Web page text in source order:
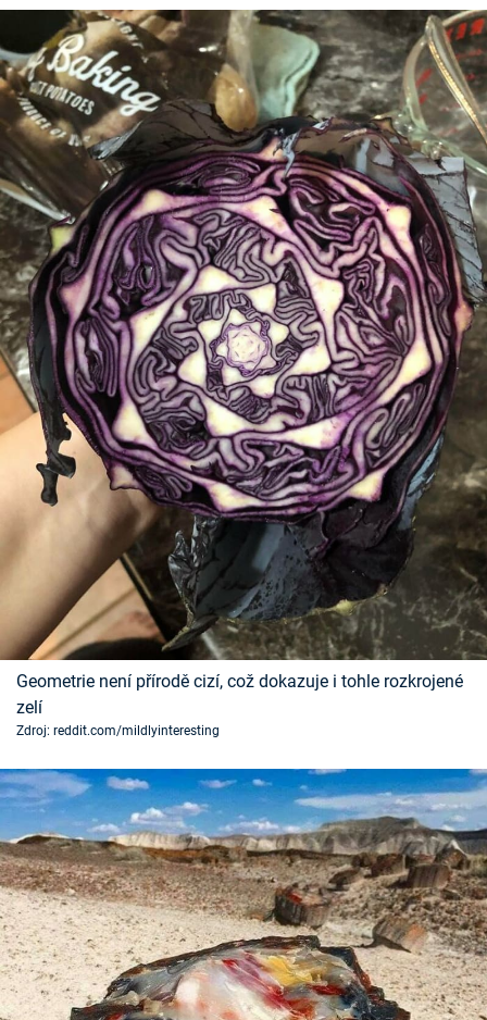
Geometrie není přírodě cizí, což dokazuje i tohle rozkrojené
zelí
Zdroj: reddit.com/mildlyinteresting